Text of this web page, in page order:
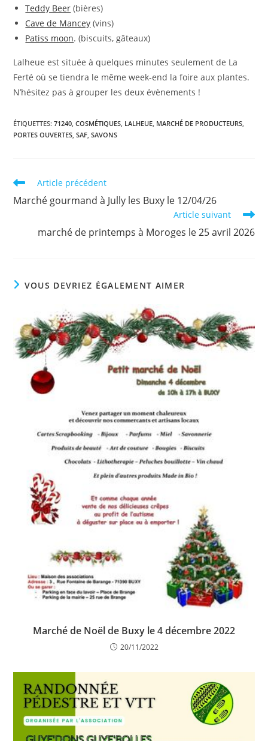
Teddy Beer (bières)
Cave de Mancey (vins)
Patiss moon. (biscuits, gâteaux)
Lalheue est située à quelques minutes seulement de La
Ferté où se tiendra le même week-end la foire aux plantes.
N’hésitez pas à grouper les deux évènements !
ÉTIQUETTES:71240 COSMÉTIQUES LALHEUE MARCHÉ DE PRODUCTEURS
PORTES OUVERTES SAF SAVONS
Read
articles
Article précédent
Marché gourmand à Jully les Buxy le 12/04/26
Article suivant
marché de printemps à Moroges le 25 avril 2026
VOUS DEVRIEZ ÉGALEMENT AIMER
Marché de Noël de Buxy le 4 décembre 2022
20/11/2022